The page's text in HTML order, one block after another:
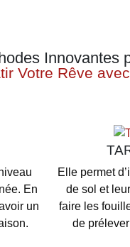
Innovantes
Votre Rêve
En
un
Elle permet
de sol et
faire les
de